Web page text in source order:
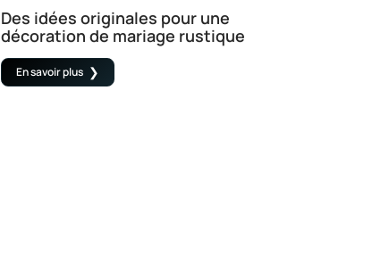
Des idées originales pour une
décoration de mariage rustique
En savoir plus